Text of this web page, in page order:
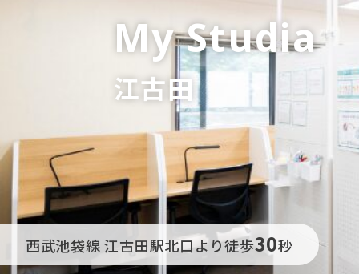
My Studia
江古田
西武池袋線 江古田駅北口より徒歩30秒